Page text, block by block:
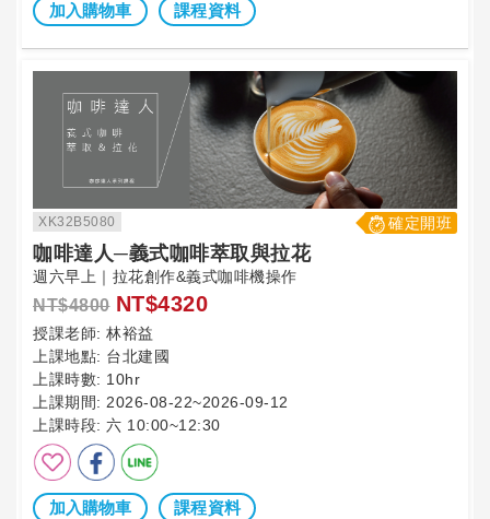
加入購物車 課程資料
XK32B5080 確定開班
咖啡達人─義式咖啡萃取與拉花
週六早上｜拉花創作&義式咖啡機操作
NT$4800 NT$4320
授課老師: 林裕益
上課地點: 台北建國
上課時數: 10hr
上課期間: 2026-08-22~2026-09-12
上課時段: 六 10:00~12:30
加入購物車 課程資料